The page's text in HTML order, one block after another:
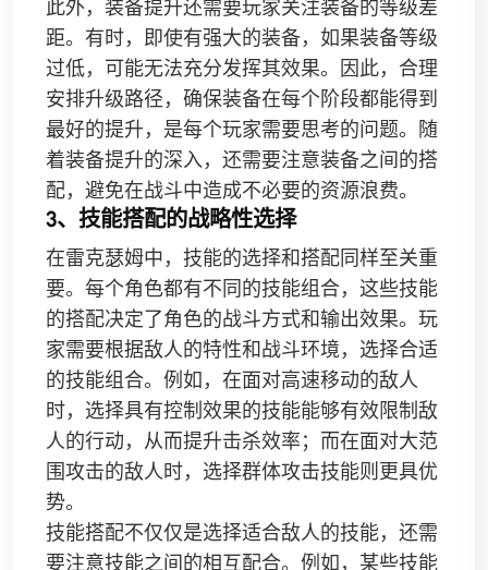
此外，装备提升还需要玩家关注装备的等级差
距。有时，即使有强大的装备，如果装备等级
过低，可能无法充分发挥其效果。因此，合理
安排升级路径，确保装备在每个阶段都能得到
最好的提升，是每个玩家需要思考的问题。随
着装备提升的深入，还需要注意装备之间的搭
配，避免在战斗中造成不必要的资源浪费。
3、技能搭配的战略性选择
在雷克瑟姆中，技能的选择和搭配同样至关重
要。每个角色都有不同的技能组合，这些技能
的搭配决定了角色的战斗方式和输出效果。玩
家需要根据敌人的特性和战斗环境，选择合适
的技能组合。例如，在面对高速移动的敌人
时，选择具有控制效果的技能能够有效限制敌
人的行动，从而提升击杀效率；而在面对大范
围攻击的敌人时，选择群体攻击技能则更具优
势。
技能搭配不仅仅是选择适合敌人的技能，还需
要注意技能之间的相互配合。例如，某些技能